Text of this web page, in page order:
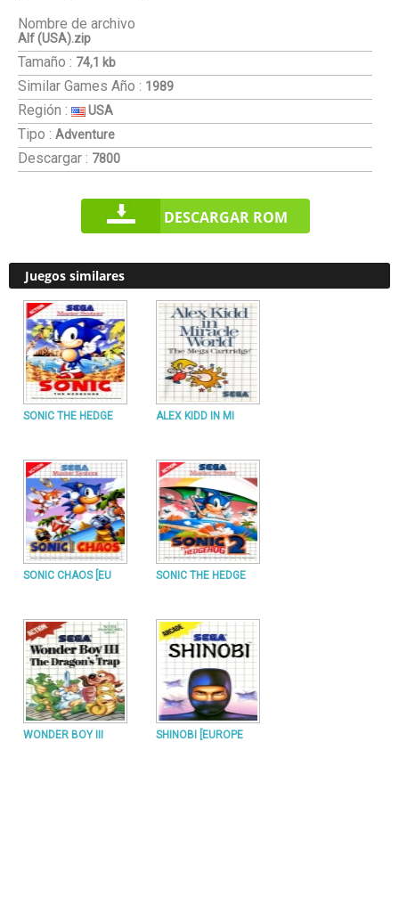
Nombre de archivo
Alf (USA).zip
Tamaño : 74,1 kb
Similar Games Año : 1989
Región : USA
Tipo : Adventure
Descargar : 7800
DESCARGAR ROM
Juegos similares
SONIC THE HEDGE ALEX KIDD IN MI
SONIC CHAOS [EU SONIC THE HEDGE
WONDER BOY III SHINOBI [EUROPE